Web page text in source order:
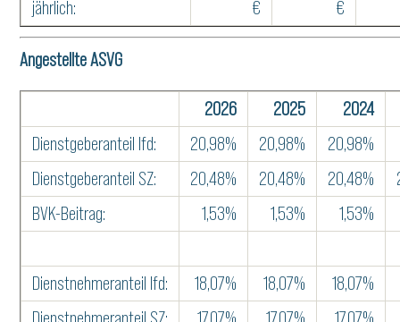
jährlich: € €
Angestellte ASVG
2026 2025
2024
Dienstgeberanteil lfd:
20,98% 20,98%
20,98%
Dienstgeberanteil SZ:
20,48% 20,48% 20,48%
BVK-Beitrag:
1,53% 1,53% 1,53%
Dienstnehmeranteil lfd: 18,07% 18,07%
18,07%
Dienstnehmeranteil SZ:
17,07% 17,07% 17,07%